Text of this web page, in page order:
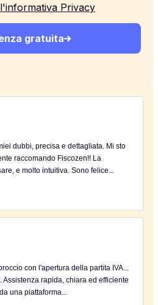
l'informativa Privacy
gratuita
dubbi, precisa e dettagliata. Mi sto
raccomando Fiscozen!! La
e molto intuitiva. Sono felice...
con l'apertura della partita IVA...
rapida, chiara ed efficiente
una piattaforma...